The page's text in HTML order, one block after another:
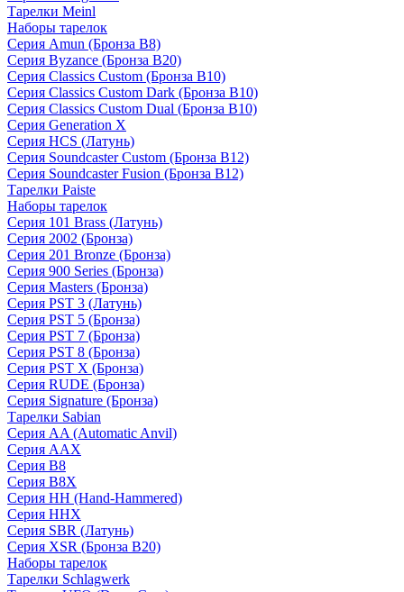
Тарелки Meinl
Наборы тарелок
Серия Amun (Бронза B8)
Серия Byzance (Бронза B20)
Серия Classics Custom (Бронза B10)
Серия Classics Custom Dark (Бронза B10)
Серия Classics Custom Dual (Бронза B10)
Серия Generation X
Серия HCS (Латунь)
Серия Soundcaster Custom (Бронза B12)
Серия Soundcaster Fusion (Бронза B12)
Тарелки Paiste
Наборы тарелок
Серия 101 Brass (Латунь)
Серия 2002 (Бронза)
Серия 201 Bronze (Бронза)
Серия 900 Series (Бронза)
Серия Masters (Бронза)
Серия PST 3 (Латунь)
Серия PST 5 (Бронза)
Серия PST 7 (Бронза)
Серия PST 8 (Бронза)
Серия PST X (Бронза)
Серия RUDE (Бронза)
Серия Signature (Бронза)
Тарелки Sabian
Серия AA (Automatic Anvil)
Серия AAX
Серия B8
Серия B8X
Серия HH (Hand-Hammered)
Серия HHX
Серия SBR (Латунь)
Серия XSR (Бронза B20)
Наборы тарелок
Тарелки Schlagwerk